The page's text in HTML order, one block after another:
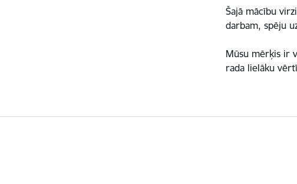
Šajā mācību
darbam, spēju
Mūsu mērķis ir
rada lielāku